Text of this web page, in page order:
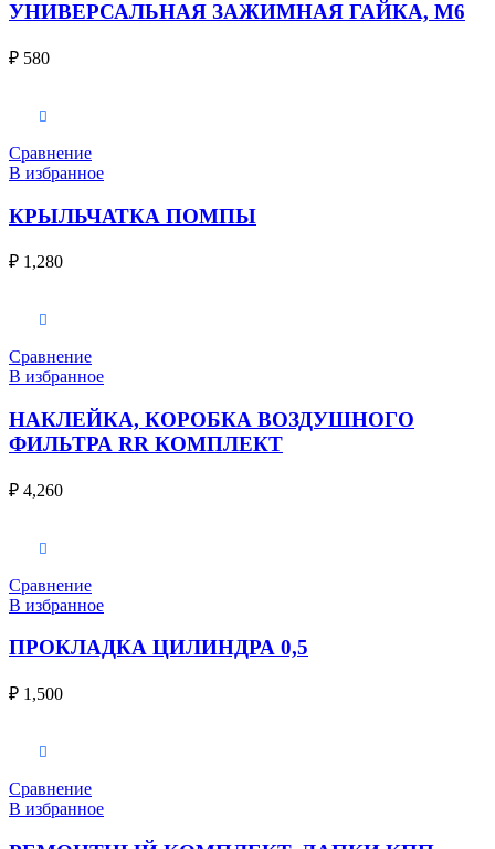
УНИВЕРСАЛЬНАЯ ЗАЖИМНАЯ ГАЙКА, M6
₽ 580
Сравнение
В избранное
КРЫЛЬЧАТКА ПОМПЫ
₽ 1,280
Сравнение
В избранное
НАКЛЕЙКА, КОРОБКА ВОЗДУШНОГО
ФИЛЬТРА RR КОМПЛЕКТ
₽ 4,260
Сравнение
В избранное
ПРОКЛАДКА ЦИЛИНДРА 0,5
₽ 1,500
Сравнение
В избранное